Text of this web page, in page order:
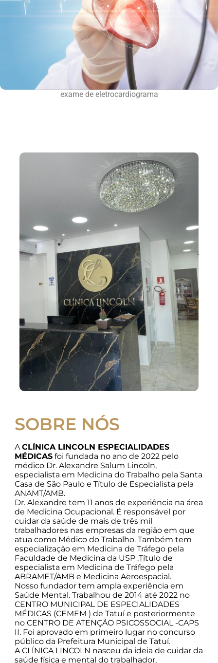
exame de eletrocardiograma
SOBRE NÓS
ACLÍNICA LINCOLN ESPECIALIDADES
MÉDICAS foi fundada no ano de 2022 pelo
médico Dr. Alexandre Salum Lincoln,
especialista em Medicina do Trabalho pela Santa
Casa de São Paulo e Título de Especialista pela
ANAMT/AMB.
Dr. Alexandre tem 11 anos de experiência na área
de Medicina Ocupacional. É responsável por
cuidar da saúde de mais de três mil
trabalhadores nas empresas da região em que
atua como Médico do Trabalho. Também tem
especialização em Medicina de Tráfego pela
Faculdade de Medicina da USP .Título de
especialista em Medicina de Tráfego pela
ABRAMET/AMB e Medicina Aeroespacial.
Nosso fundador tem ampla experiência em
Saúde Mental. Trabalhou de 2014 até 2022 no
CENTRO MUNICIPAL DE ESPECIALIDADES
MÉDICAS (CEMEM ) de Tatuí e posteriormente
no CENTRO DE ATENÇÃO PSICOSSOCIAL -CAPS
II. Foi aprovado em primeiro lugar no concurso
público da Prefeitura Municipal de Tatuí.
A CLÍNICA LINCOLN nasceu da ideia de cuidar da
saúde física e mental do trabalhador,